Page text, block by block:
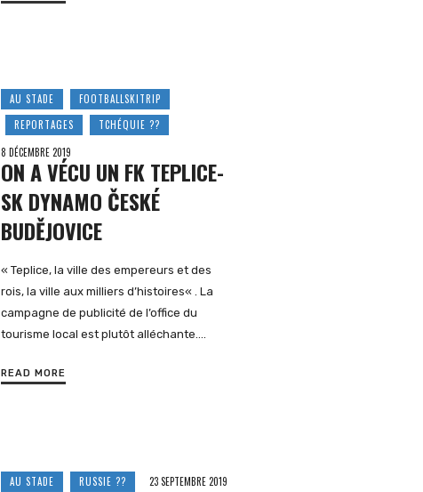
AU STADE
FOOTBALLSKITRIP
REPORTAGES
TCHÉQUIE ??
8 DÉCEMBRE 2019
ON A VÉCU UN FK TEPLICE-
SK DYNAMO ČESKÉ
BUDĚJOVICE
« Teplice, la ville des empereurs et des
rois, la ville aux milliers d’histoires« . La
campagne de publicité de l’office du
tourisme local est plutôt alléchante….
READ MORE
AU STADE RUSSIE ?? 23 SEPTEMBRE 2019